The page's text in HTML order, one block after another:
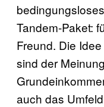
Tandem-Paket:
Freund. Die
sind der
auch das